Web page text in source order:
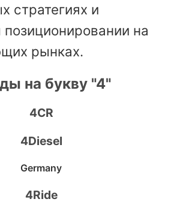
стратегиях и
позиционировании на
рынках.
на букву "4"
4CR
4Diesel
Germany
4Ride